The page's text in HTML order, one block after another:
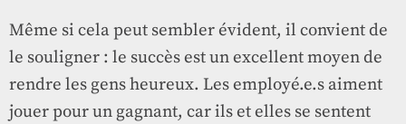
Même si cela peut sembler évident, il convient de
le souligner : le succès est un excellent moyen de
rendre les gens heureux. Les employé.e.s aiment
jouer pour un gagnant, car ils et elles se sentent